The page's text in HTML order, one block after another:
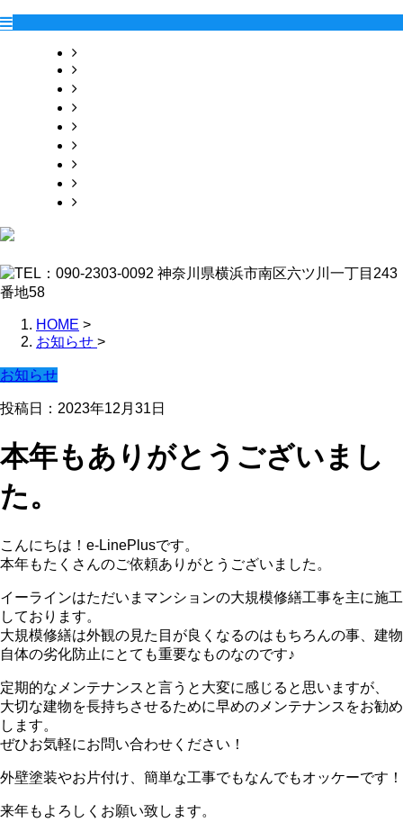
HOME >
お知らせ >
お知らせ
投稿日：2023年12月31日
本年もありがとうございまし
た。
こんにちは！e-LinePlusです。
本年もたくさんのご依頼ありがとうございました。
イーラインはただいまマンションの大規模修繕工事を主に施工
しております。
大規模修繕は外観の見た目が良くなるのはもちろんの事、建物
自体の劣化防止にとても重要なものなのです♪
定期的なメンテナンスと言うと大変に感じると思いますが、
大切な建物を長持ちさせるために早めのメンテナンスをお勧め
します。
ぜひお気軽にお問い合わせください！
外壁塗装やお片付け、簡単な工事でもなんでもオッケーです！
来年もよろしくお願い致します。